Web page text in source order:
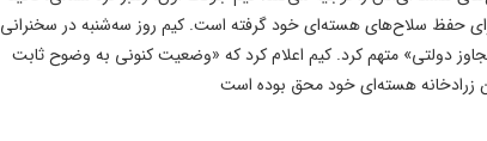
حفظ سلاح‌های هسته‌ای خود گرفته است. کیم روز سه‌شنبه در سخنرانی
دولتی» متهم کرد. کیم اعلام کرد که «وضعیت کنونی به وضوح ثابت
زرادخانه هسته‌ای خود محق بوده است